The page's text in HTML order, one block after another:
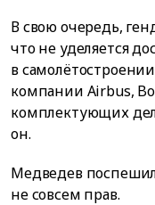
В свою очередь,
что не уделяется
в
компании Airbus,
комплектующих
он.
Медведев
не совсем прав.